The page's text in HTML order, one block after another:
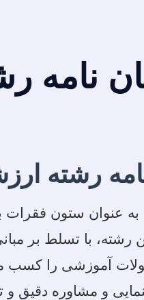
نامه
رشته
عنوان ستون فقرات
رشته، با تسلط بر
آموزشی را کسب
و مشاوره دقیق